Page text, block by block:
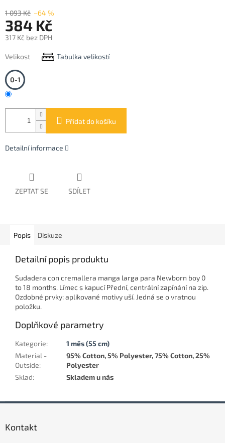
1 093 Kč –64 %
384 Kč
317 Kč bez DPH
cena:
Velikost Tabulka velikostí
0-1
Přidat do košíku
Detailní informace
ZEPTAT SE SDÍLET
Popis Diskuze
Detailní popis produktu
Sudadera con cremallera manga larga para Newborn boy 0
to 18 months. Límec s kapucí Přední, centrální zapínání na zip.
Ozdobné prvky: aplikované motivy uší. Jedná se o vratnou
položku.
Doplňkové parametry
Kategorie:
1 měs (55 cm)
Material -
Outside:
95% Cotton, 5% Polyester, 75% Cotton, 25%
Polyester
Sklad: Skladem u nás
Kontakt